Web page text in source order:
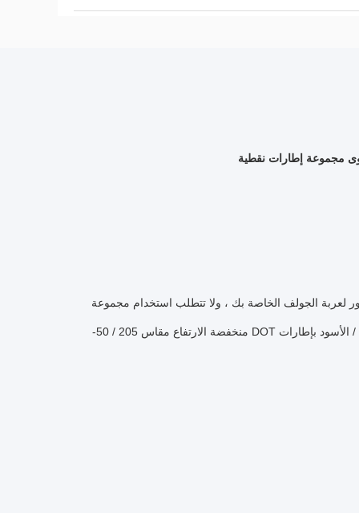
لعربة الجولف الخاصة بك ، ولا تتطلب استخدام مجموعة
رفع وتبدو رائعة بقدر ما تسير بسلاسة.تم تغليف هذه العجلة مقاس 10 بوصات من الألمنيوم / الأسود بإطارات DOT منخفضة الارتفاع مقاس 205 / 50-